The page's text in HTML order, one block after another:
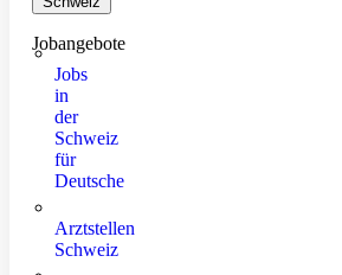
Jobangebote
Jobs
in
der
Schweiz
für
Deutsche
Arztstellen
Schweiz